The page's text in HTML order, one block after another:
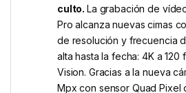
culto.La grabación de
Pro alcanza nuevas cimas
de resolución y frecuencia
alta hasta la fecha: 4K a 120
Vision. Gracias a la nueva
Mpx con sensor Quad Pixel